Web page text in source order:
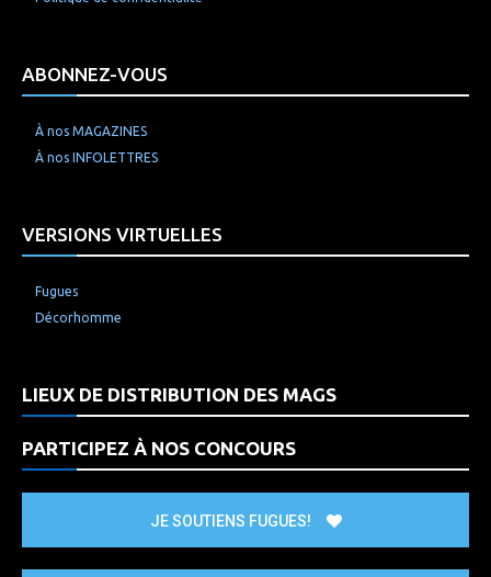
ABONNEZ-VOUS
À nos MAGAZINES
À nos INFOLETTRES
VERSIONS VIRTUELLES
Fugues
Décorhomme
LIEUX DE DISTRIBUTION DES MAGS
PARTICIPEZ À NOS CONCOURS
JE SOUTIENS FUGUES!